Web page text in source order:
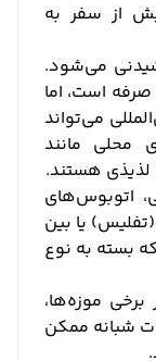
از سفر به
می‌شود.
است، اما
می‌تواند
محلی مانند
لذیذی هستند.
اتوبوس‌های
یا بین
بسته به نوع
برخی موزه‌ها،
شبانه ممکن